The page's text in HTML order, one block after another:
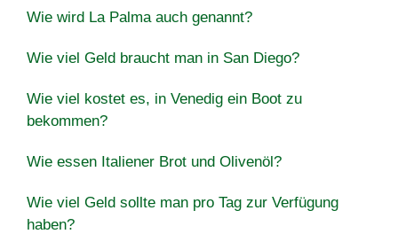
Wie wird La Palma auch genannt?
Wie viel Geld braucht man in San Diego?
Wie viel kostet es, in Venedig ein Boot zu
bekommen?
Wie essen Italiener Brot und Olivenöl?
Wie viel Geld sollte man pro Tag zur Verfügung
haben?